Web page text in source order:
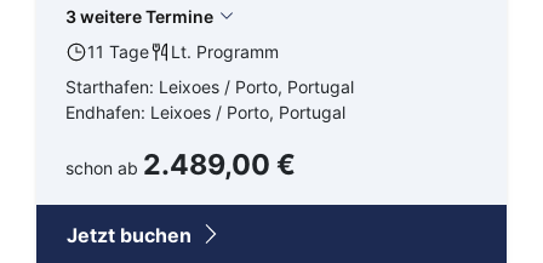
Mexiko
Mittelmeer
Nordamerika
Nordeuropa
Orient
MSC Cruises
Nicko Cruises Hochsee
Phoenix Seereisen
Plantours Hochseekreuzfahrten
3 weitere Termine
11 Tage
Lt. Programm
Starthafen: Leixoes / Porto, Portugal
Endhafen: Leixoes / Porto, Portugal
schon ab 2.489,00 €
Jetzt buchen